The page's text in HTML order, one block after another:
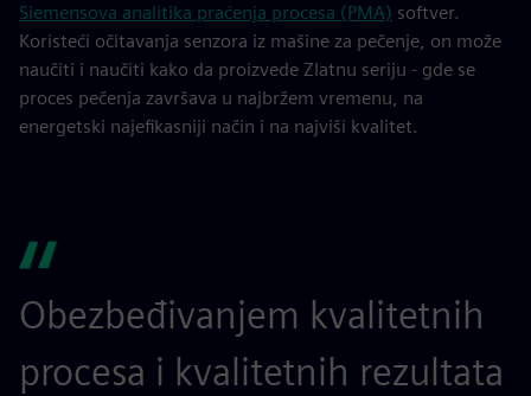
Siemensova analitika praćenja procesa (PMA) softver.
Koristeći očitavanja senzora iz mašine za pečenje, on može
naučiti i naučiti kako da proizvede Zlatnu seriju - gde se
proces pečenja završava u najbržem vremenu, na
energetski najefikasniji način i na najviši kvalitet.
Obezbeđivanjem kvalitetnih
procesa i kvalitetnih rezultata